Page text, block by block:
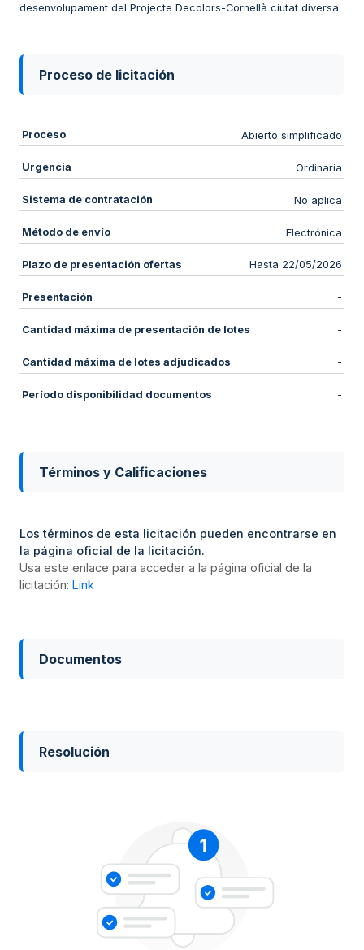
desenvolupament del Projecte Decolors-Cornellà ciutat diversa.
Proceso de licitación
Proceso Abierto simplificado
Urgencia Ordinaria
Sistema de contratación No aplica
Método de envío Electrónica
Plazo de presentación ofertas Hasta 22/05/2026
Presentación -
Cantidad máxima de presentación de lotes -
Cantidad máxima de lotes adjudicados -
Período disponibilidad documentos -
Términos y Calificaciones
Los términos de esta licitación pueden encontrarse en
la página oficial de la licitación.
Usa este enlace para acceder a la página oficial de la
licitación: Link
Documentos
Resolución